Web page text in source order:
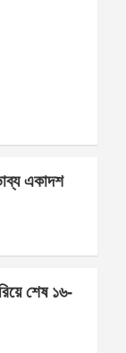
একাদশ
শেষ ১৬-